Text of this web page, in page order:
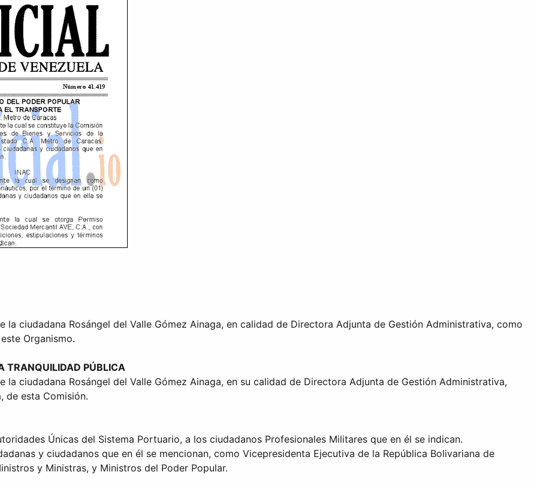
la ciudadana Rosángel del Valle Gómez Ainaga, en calidad de Directora Adjunta de Gestión Administrativa, como
Organismo.
TRANQUILIDAD PÚBLICA
la ciudadana Rosángel del Valle Gómez Ainaga, en su calidad de Directora Adjunta de Gestión Administrativa,
de esta Comisión.
Únicas del Sistema Portuario, a los ciudadanos Profesionales Militares que en él se indican.
y ciudadanos que en él se mencionan, como Vicepresidenta Ejecutiva de la República Bolivariana de
y Ministras, y Ministros del Poder Popular.